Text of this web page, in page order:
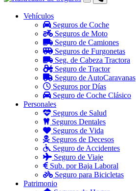
Vehículos
Seguros de Coche
Seguros de Moto
Seguro de Camiones
Seguros de Furgonetas
Seg. de Cabeza Tractora
Seguro de Tractor
Seguro de AutoCaravanas
Seguros por Días
Seguro de Coche Clásico
Personales
Seguros de Salud
Seguros Dentales
Seguros de Vida
Seguros de Decesos
Seguro de Accidentes
Seguro de Viaje
Sub. por Baja Laboral
Seguro para Bicicletas
Patrimonio